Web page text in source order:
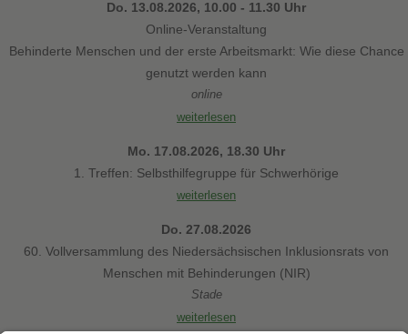
Do. 13.08.2026, 10.00 - 11.30 Uhr
Online-Veranstaltung
Behinderte Menschen und der erste Arbeitsmarkt: Wie diese Chance
genutzt werden kann
online
weiterlesen
Mo. 17.08.2026, 18.30 Uhr
1. Treffen: Selbsthilfegruppe für Schwerhörige
weiterlesen
Do. 27.08.2026
60. Vollversammlung des Niedersächsischen Inklusionsrats von
Menschen mit Behinderungen (NIR)
Stade
weiterlesen